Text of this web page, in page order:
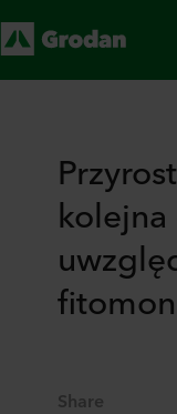
kolejna
Share